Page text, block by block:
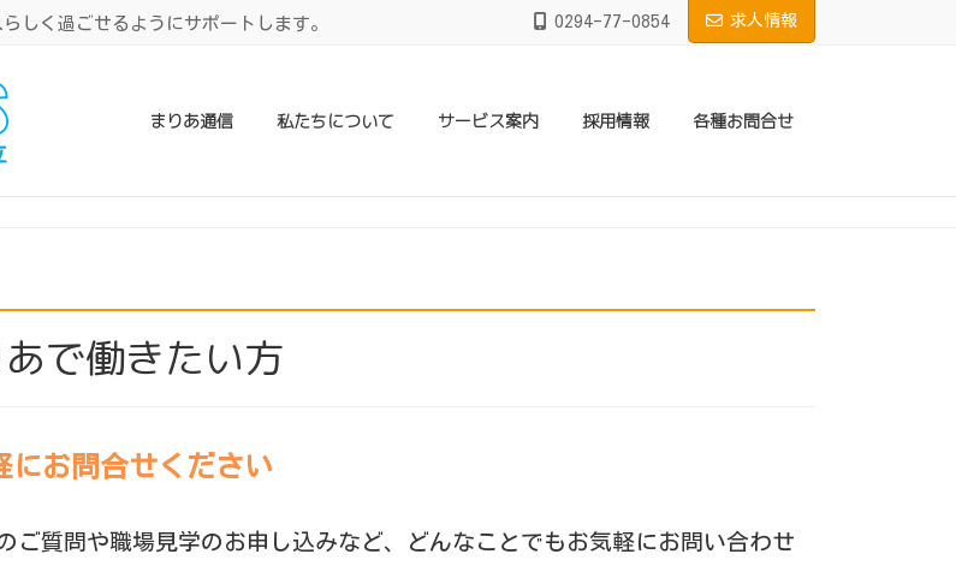
しく過ごせるようにサポートします。 0294-77-0854 求人情報
まりあ通信 私たちについて サービス案内 採用情報 各種お問合せ
で働きたい方
にお問合せください
ご質問や職場見学のお申し込みなど、どんなことでもお気軽にお問い合わせ